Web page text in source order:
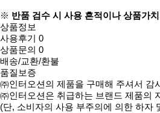
※ 반품 검수 시 사용 흔적이나 상품가
상품정보
사용후기 0
상품문의 0
배송/교환/환불
품질보증
㈜인터오션의 제품을 구매해 주셔서 감
㈜인터오션은 취급하는 브랜드 제품의
(단, 소비자의 사용 부주의에 의한 하자